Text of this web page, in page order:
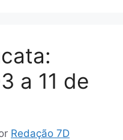
a 11 de
Redação 7D